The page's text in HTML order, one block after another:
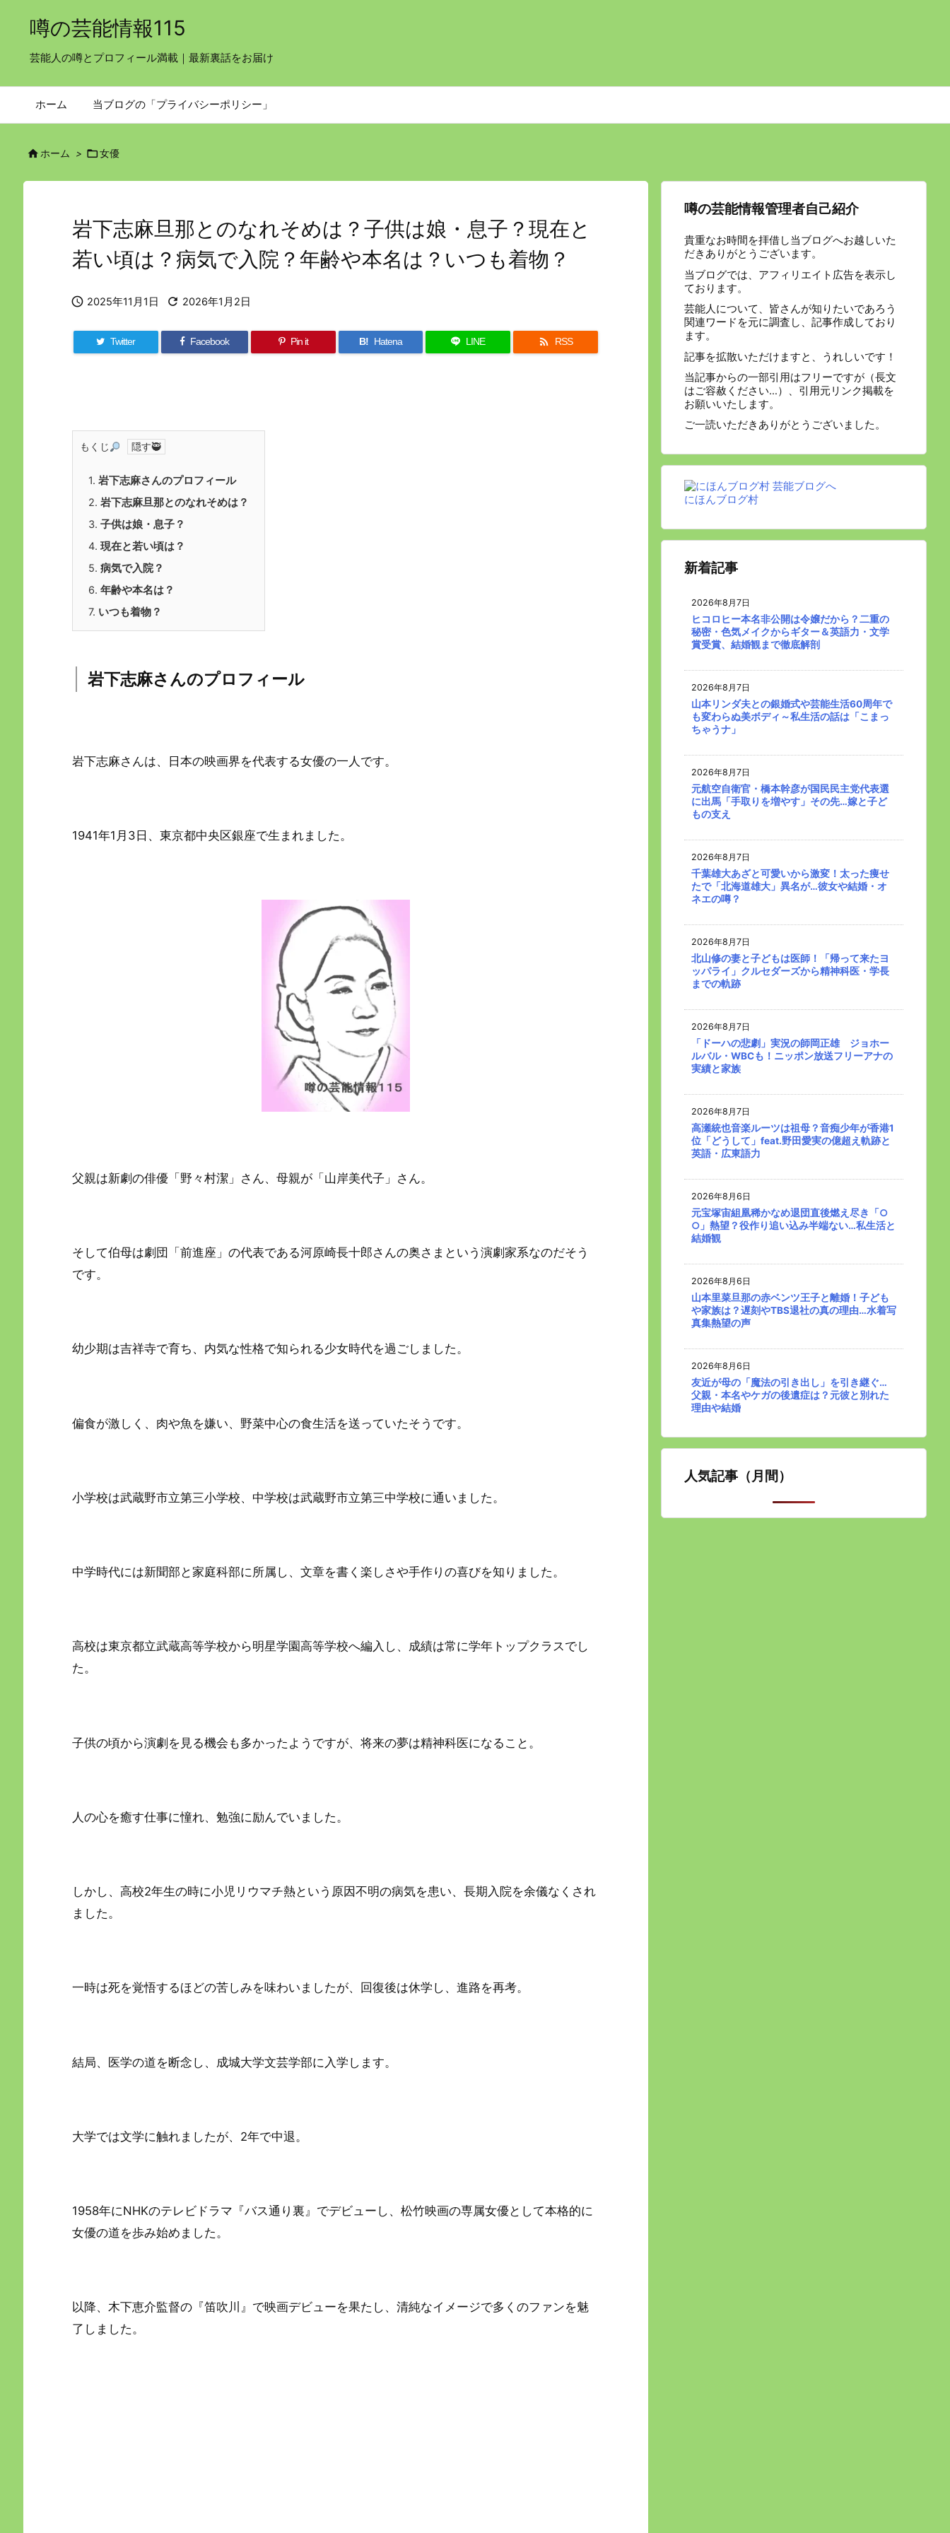
噂の芸能情報115
芸能人の噂とプロフィール満載｜最新裏話をお届け
ホーム 当ブログの「プライバシーポリシー」
ホーム > 女優
岩下志麻旦那とのなれそめは？子供は娘・息子？現在と
若い頃は？病気で入院？年齢や本名は？いつも着物？
 2025年11月1日  2026年1月2日
Twitter Facebook Pin it B! Hatena LINE  RSS
もくじ
1. 岩下志麻さんのプロフィール
2. 岩下志麻旦那とのなれそめは？
3. 子供は娘・息子？
4. 現在と若い頃は？
5. 病気で入院？
6. 年齢や本名は？
7. いつも着物？
岩下志麻さんのプロフィール
岩下志麻さんは、日本の映画界を代表する女優の一人です。
1941年1月3日、東京都中央区銀座で生まれました。
父親は新劇の俳優「野々村潔」さん、母親が「山岸美代子」さん。
そして伯母は劇団「前進座」の代表である河原崎長十郎さんの奥さまという演劇家系なのだそう
です。
幼少期は吉祥寺で育ち、内気な性格で知られる少女時代を過ごしました。
偏食が激しく、肉や魚を嫌い、野菜中心の食生活を送っていたそうです。
小学校は武蔵野市立第三小学校、中学校は武蔵野市立第三中学校に通いました。
中学時代には新聞部と家庭科部に所属し、文章を書く楽しさや手作りの喜びを知りました。
高校は東京都立武蔵高等学校から明星学園高等学校へ編入し、成績は常に学年トップクラスでし
た。
子供の頃から演劇を見る機会も多かったようですが、将来の夢は精神科医になること。
人の心を癒す仕事に憧れ、勉強に励んでいました。
しかし、高校2年生の時に小児リウマチ熱という原因不明の病気を患い、長期入院を余儀なくされ
ました。
一時は死を覚悟するほどの苦しみを味わいましたが、回復後は休学し、進路を再考。
結局、医学の道を断念し、成城大学文芸学部に入学します。
大学では文学に触れましたが、2年で中退。
1958年にNHKのテレビドラマ『バス通り裏』でデビューし、松竹映画の専属女優として本格的に
女優の道を歩み始めました。
以降、木下恵介監督の『笛吹川』で映画デビューを果たし、清純なイメージで多くのファンを魅
了しました。
噂の芸能情報管理者自己紹介
貴重なお時間を拝借し当ブログへお越しいた
だきありがとうございます。
当ブログでは、アフィリエイト広告を表示し
ております。
芸能人について、皆さんが知りたいであろう
関連ワードを元に調査し、記事作成しており
ます。
記事を拡散いただけますと、うれしいです！
当記事からの一部引用はフリーですが（長文
はご容赦ください…）、引用元リンク掲載を
お願いいたします。
ご一読いただきありがとうございました。
にほんブログ村
新着記事
2026年8月7日
ヒコロヒー本名非公開は令嬢だから？二重の
秘密・色気メイクからギター＆英語力・文学
賞受賞、結婚観まで徹底解剖
2026年8月7日
山本リンダ夫との銀婚式や芸能生活60周年で
も変わらぬ美ボディ～私生活の話は「こまっ
ちゃうナ」
2026年8月7日
元航空自衛官・橋本幹彦が国民民主党代表選
に出馬「手取りを増やす」その先…嫁と子ど
もの支え
2026年8月7日
千葉雄大あざと可愛いから激変！太った痩せ
たで「北海道雄大」異名が…彼女や結婚・オ
ネエの噂？
2026年8月7日
北山修の妻と子どもは医師！「帰って来たヨ
ッパライ」クルセダーズから精神科医・学長
までの軌跡
2026年8月7日
「ドーハの悲劇」実況の師岡正雄 ジョホー
ルバル・WBCも！ニッポン放送フリーアナの
実績と家族
2026年8月7日
高瀬統也音楽ルーツは祖母？音痴少年が香港1
位「どうして」feat.野田愛実の億超え軌跡と
英語・広東語力
2026年8月6日
元宝塚宙組凰稀かなめ退団直後燃え尽き「○
○」熱望？役作り追い込み半端ない…私生活と
結婚観
2026年8月6日
山本里菜旦那の赤ベンツ王子と離婚！子ども
や家族は？遅刻やTBS退社の真の理由…水着写
真集熱望の声
2026年8月6日
友近が母の「魔法の引き出し」を引き継ぐ…
父親・本名やケガの後遺症は？元彼と別れた
理由や結婚
人気記事（月間）